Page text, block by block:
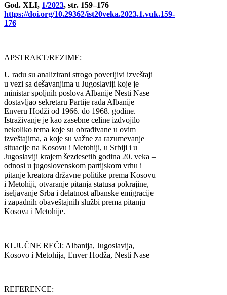
God. XLI, 1/2023, str. 159–176
https://doi.org/10.29362/ist20veka.2023.1.vuk.159-
176
APSTRAKT/REZIME:
U radu su analizirani strogo poverljivi izveštaji
u vezi sa dešavanjima u Jugoslaviji koje je
ministar spoljnih poslova Albanije Nesti Nase
dostavljao sekretaru Partije rada Albanije
Enveru Hodži od 1966. do 1968. godine.
Istraživanje je kao zasebne celine izdvojilo
nekoliko tema koje su obrađivane u ovim
izveštajima, a koje su važne za razumevanje
situacije na Kosovu i Metohiji, u Srbiji i u
Jugoslaviji krajem šezdesetih godina 20. veka –
odnosi u jugoslovenskom partijskom vrhu i
pitanje kreatora državne politike prema Kosovu
i Metohiji, otvaranje pitanja statusa pokrajine,
iseljavanje Srba i delatnost albanske emigracije
i zapadnih obaveštajnih službi prema pitanju
Kosova i Metohije.
KLJUČNE REČI: Albanija, Jugoslavija,
Kosovo i Metohija, Enver Hodža, Nesti Nase
REFERENCE: